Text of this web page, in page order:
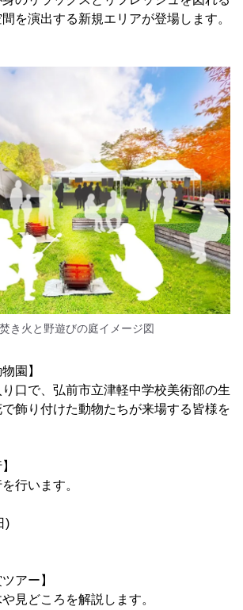
を演出する新規エリアが登場します。
き火と野遊びの庭イメージ図
園】
口で、弘前市立津軽中学校美術部の生
飾り付けた動物たちが来場する皆様を
行います。
)
アー】
見どころを解説します。